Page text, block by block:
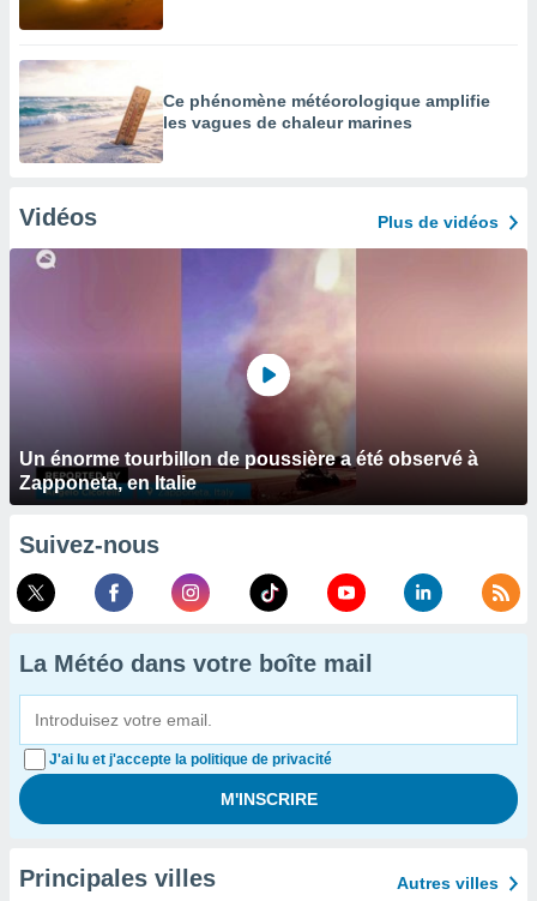
Ce phénomène météorologique amplifie
les vagues de chaleur marines
Vidéos Plus de vidéos
Un énorme tourbillon de poussière a été observé à
Zapponeta, en Italie
Suivez-nous
La Météo dans votre boîte mail
J'ai lu et j'accepte la politique de privacité
Principales villes Autres villes